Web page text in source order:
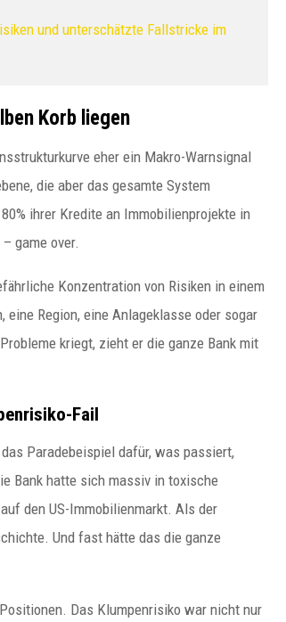
und unterschätzte Fallstricke im
Korb liegen
eher ein Makro-Warnsignal
die aber das gesamte System
ihrer Kredite an Immobilienprojekte in
game over.
Konzentration von Risiken in einem
Region, eine Anlageklasse oder sogar
kriegt, zieht er die ganze Bank mit
Fail
Paradebeispiel dafür, was passiert,
Bank hatte sich massiv in toxische
den US-Immobilienmarkt. Als der
Und fast hätte das die ganze
Das Klumpenrisiko war nicht nur